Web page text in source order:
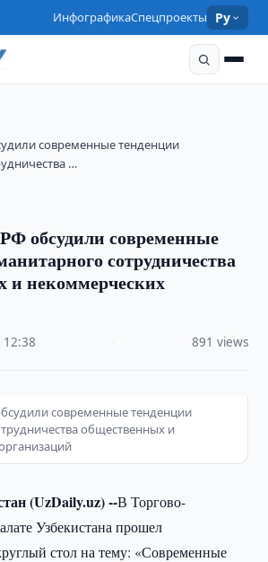
ИнфографикаСпецпроекты Ру
современные тенденции
…
обсудили современные
сотрудничества
и некоммерческих
12:38 891 views
современные тенденции
общественных и
(UzDaily.uz) --В Торгово-
Узбекистана прошел
стол на тему: «Современные